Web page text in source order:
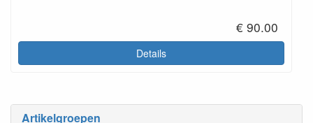
Artikelgroepen
€ 90.00
Details